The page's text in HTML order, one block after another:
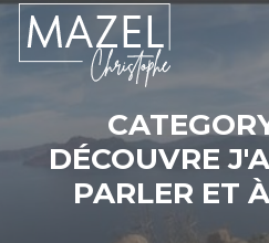
Aller
contenu
DÉCOUVRE
PARLER ET